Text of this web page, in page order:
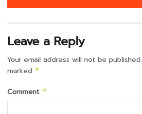
Leave a Reply
Your email address will not be published.
marked *
Comment *